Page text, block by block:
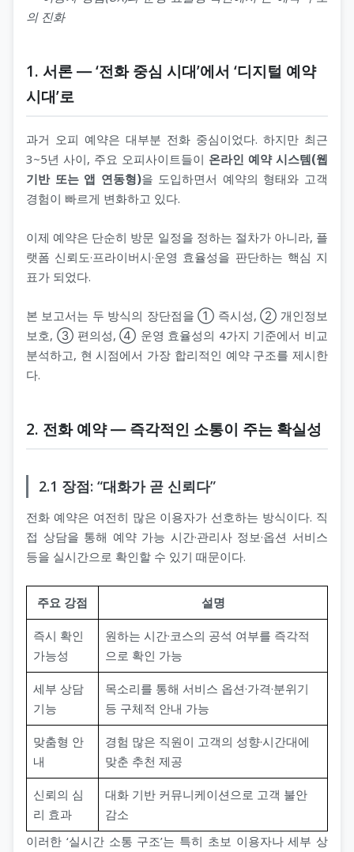
의 진화
1. 서론 ― ‘전화 중심 시대’에서 ‘디지털 예약
시대’로
과거 오피 예약은 대부분 전화 중심이었다. 하지만 최근
3~5년 사이, 주요 오피사이트들이 온라인 예약 시스템(웹
기반 또는 앱 연동형)을 도입하면서 예약의 형태와 고객
경험이 빠르게 변화하고 있다.
이제 예약은 단순히 방문 일정을 정하는 절차가 아니라, 플
랫폼 신뢰도·프라이버시·운영 효율성을 판단하는 핵심 지
표가 되었다.
본 보고서는 두 방식의 장단점을 ① 즉시성, ② 개인정보
보호, ③ 편의성, ④ 운영 효율성의 4가지 기준에서 비교
분석하고, 현 시점에서 가장 합리적인 예약 구조를 제시한
다.
2. 전화 예약 ― 즉각적인 소통이 주는 확실성
2.1 장점: “대화가 곧 신뢰다”
전화 예약은 여전히 많은 이용자가 선호하는 방식이다. 직
접 상담을 통해 예약 가능 시간·관리사 정보·옵션 서비스
등을 실시간으로 확인할 수 있기 때문이다.
주요 강점 설명
즉시 확인
가능성
원하는 시간·코스의 공석 여부를 즉각적
으로 확인 가능
세부 상담
기능
목소리를 통해 서비스 옵션·가격·분위기
등 구체적 안내 가능
맞춤형 안
내
경험 많은 직원이 고객의 성향·시간대에
맞춘 추천 제공
신뢰의 심
리 효과
대화 기반 커뮤니케이션으로 고객 불안
감소
이러한 ‘실시간 소통 구조’는 특히 초보 이용자나 세부 상